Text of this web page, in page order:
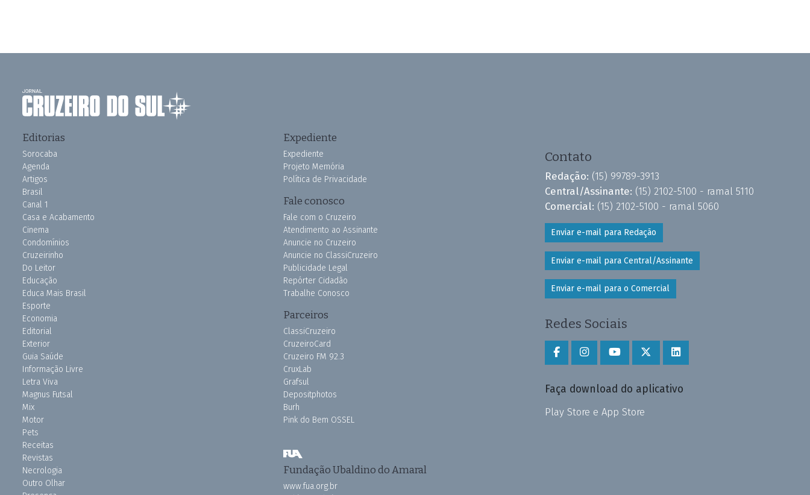
Editorias
Sorocaba
Agenda
Artigos
Brasil
Canal 1
Casa e Acabamento
Cinema
Condomínios
Cruzeirinho
Do Leitor
Educação
Educa Mais Brasil
Esporte
Economia
Editorial
Exterior
Guia Saúde
Informação Livre
Letra Viva
Magnus Futsal
Mix
Motor
Pets
Receitas
Revistas
Necrologia
Outro Olhar
Expediente
Expediente
Projeto Memória
Política de Privacidade
Fale conosco
Fale com o Cruzeiro
Atendimento ao Assinante
Anuncie no Cruzeiro
Anuncie no ClassiCruzeiro
Publicidade Legal
Repórter Cidadão
Trabalhe Conosco
Parceiros
ClassiCruzeiro
CruzeiroCard
Cruzeiro FM 92.3
CruxLab
Grafsul
Depositphotos
Burh
Pink do Bem OSSEL
Fundação Ubaldino do Amaral
www.fua.org.br
Contato
Redação: (15) 99789-3913
Central/Assinante: (15) 2102-5100 - ramal 5110
Comercial: (15) 2102-5100 - ramal 5060
Enviar e-mail para Redação
Enviar e-mail para Central/Assinante
Enviar e-mail para o Comercial
Redes Sociais
Faça download do aplicativo
Play Store e App Store